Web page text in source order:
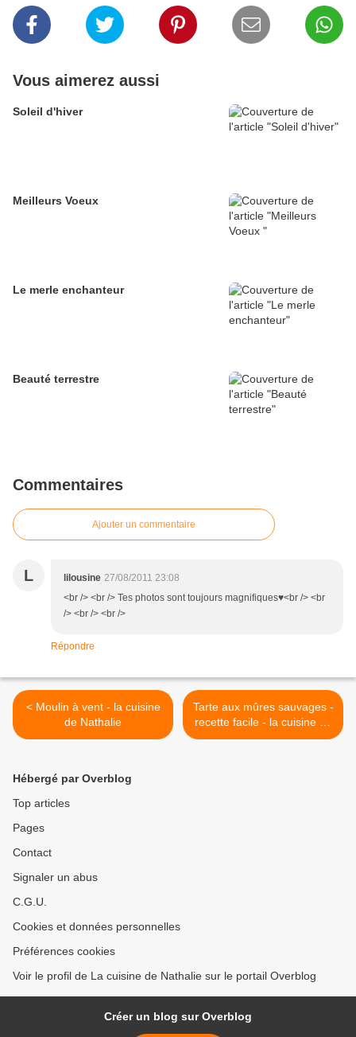
Vous aimerez aussi
Soleil d'hiver
Meilleurs Voeux
Le merle enchanteur
Beauté terrestre
Commentaires
Ajouter un commentaire
L lilousine 27/08/2011 23:08
<br /> <br /> Tes photos sont toujours magnifiques♥<br /> <br
/> <br /> <br />
Répondre
< Moulin à vent - la cuisine
de Nathalie
Tarte aux mûres sauvages -
recette facile - la cuisine de
Nathalie >
Hébergé par Overblog
Top articles
Pages
Contact
Signaler un abus
C.G.U.
Cookies et données personnelles
Préférences cookies
Voir le profil de La cuisine de Nathalie sur le portail Overblog
Créer un blog sur Overblog